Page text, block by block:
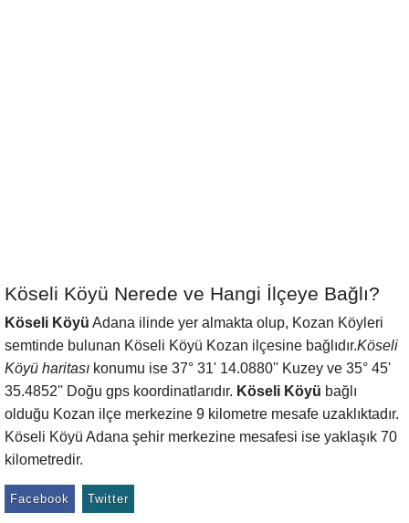
Köseli Köyü Nerede ve Hangi İlçeye Bağlı?
Köseli Köyü Adana ilinde yer almakta olup, Kozan Köyleri
semtinde bulunan Köseli Köyü Kozan ilçesine bağlıdır.Köseli
Köyü haritası konumu ise 37° 31' 14.0880'' Kuzey ve 35° 45'
35.4852'' Doğu gps koordinatlarıdır. Köseli Köyü bağlı
olduğu Kozan ilçe merkezine 9 kilometre mesafe uzaklıktadır.
Köseli Köyü Adana şehir merkezine mesafesi ise yaklaşık 70
kilometredir.
Facebook Twitter